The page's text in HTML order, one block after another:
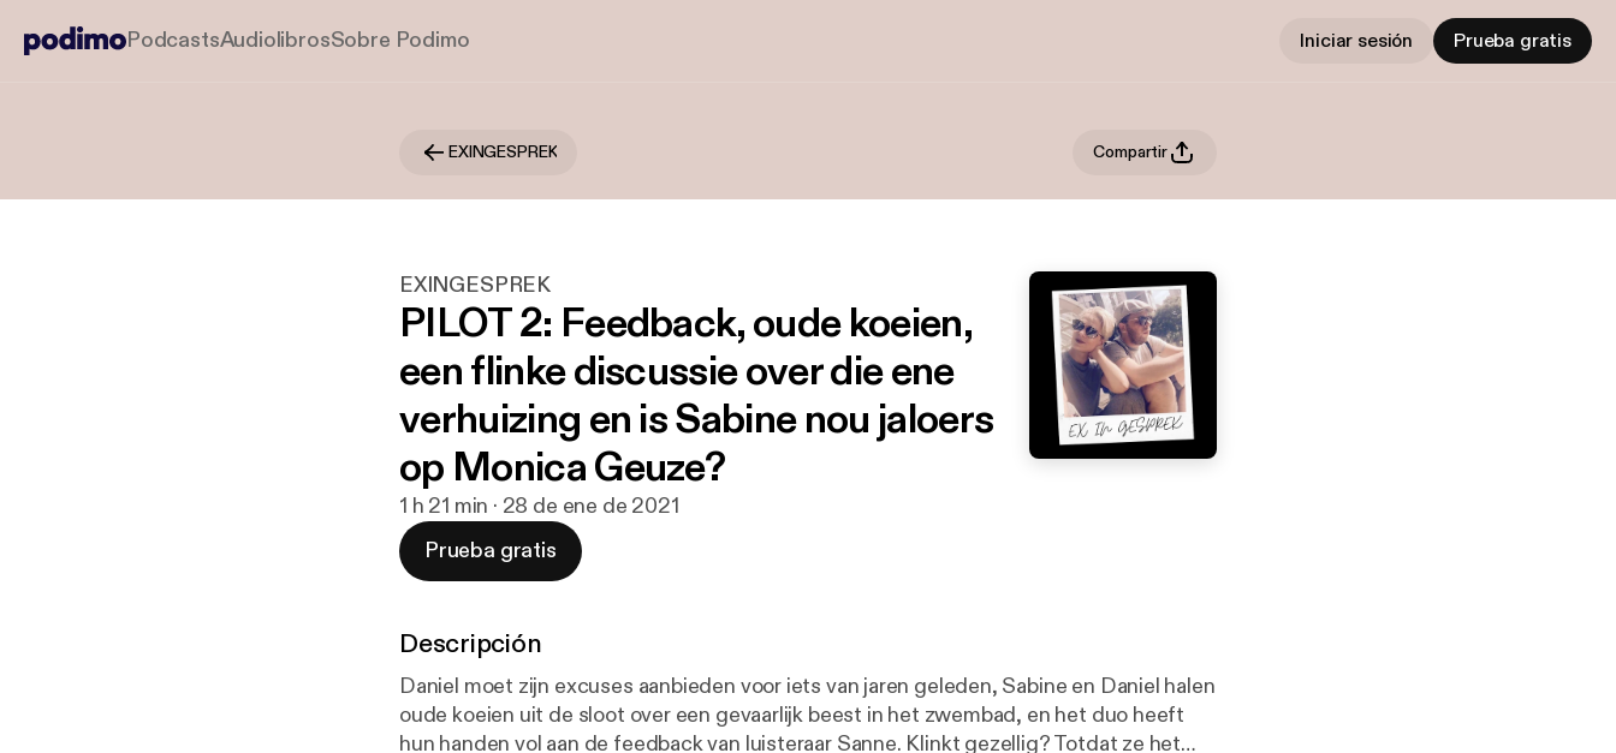
PodcastsAudiolibrosSobre Podimo Iniciar sesión Prueba gratis
EXINGESPREK Compartir
EXINGESPREK
PILOT 2: Feedback, oude koeien,
een flinke discussie over die ene
verhuizing en is Sabine nou jaloers
op Monica Geuze?
1 h 21 min · 28 de ene de 2021
Prueba gratis
Descripción
Daniel moet zijn excuses aanbieden voor iets van jaren geleden, Sabine en Daniel halen
oude koeien uit de sloot over een gevaarlijk beest in het zwembad, en het duo heeft
hun handen vol aan de feedback van luisteraar Sanne. Klinkt gezellig? Totdat ze het